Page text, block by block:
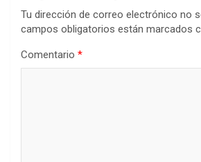
Tu dirección de correo electrónico no
campos obligatorios están marcados
Comentario *